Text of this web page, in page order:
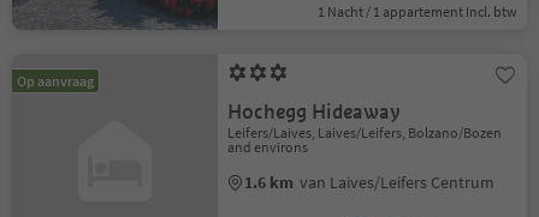
1 Nacht / 1 appartement Incl. btw
Op aanvraag
Hochegg Hideaway
Leifers/Laives, Laives/Leifers, Bolzano/Bozen
and environs
1.6 km van Laives/Leifers Centrum